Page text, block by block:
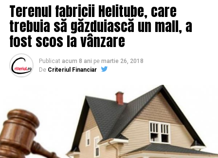
Terenul fabricii Helitube, care
trebuia să găzduiască un mall, a
fost scos la vânzare
Publicat acum 8 ani pe martie 26, 2018
De Criteriul Financiar